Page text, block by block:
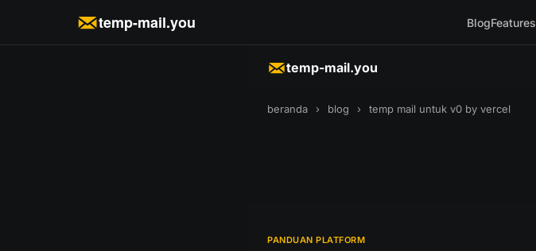
temp-mail.you BlogFeatures
temp-mail.you
beranda › blog › temp mail untuk v0 by vercel
PANDUAN PLATFORM